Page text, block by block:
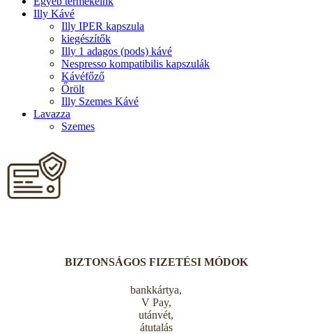
Illy Kávé
Illy IPER kapszula
kiegészítők
Illy 1 adagos (pods) kávé
Nespresso kompatibilis kapszulák
Kávéfőző
Őrölt
Illy Szemes Kávé
Lavazza
Szemes
BIZTONSÁGOS FIZETÉSI MÓDOK
bankkártya,
V Pay,
utánvét,
átutalás